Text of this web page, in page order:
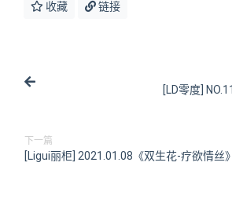
收藏 链接
[LD零度]
下一篇
[Ligui丽柜] 2021.01.08《双生花-疗欲情丝